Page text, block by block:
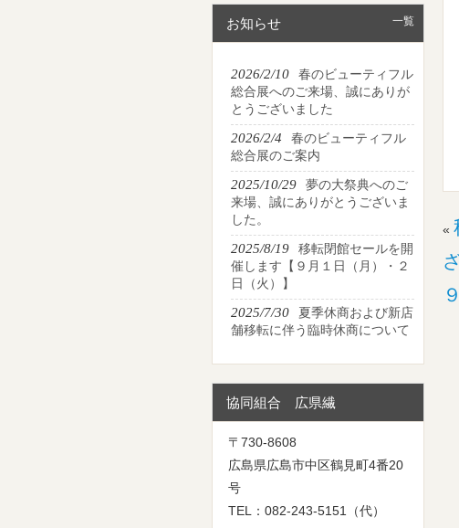
«
お知らせ 一覧
2026/2/10
春のビューティフル
総合展へのご来場、誠にありが
とうございました
2026/2/4
春のビューティフル
総合展のご案内
2025/10/29
夢の大祭典へのご
来場、誠にありがとうございま
した。
2025/8/19
移転閉館セールを開
催します【９月１日（月）・２
日（火）】
2025/7/30
夏季休商および新店
舗移転に伴う臨時休商について
協同組合 広県繊
〒730-8608
広島県広島市中区鶴見町4番20
号
TEL：082-243-5151（代）